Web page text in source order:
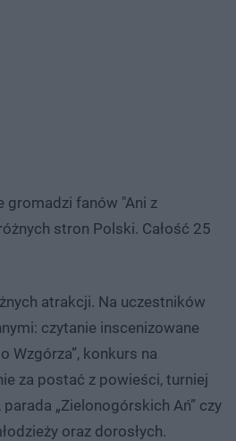
gromadzi fanów "Ani z
stron Polski. Całość 25
atrakcji. Na uczestników
czytanie inscenizowane
Wzgórza”, konkurs na
za postać z powieści, turniej
parada „Zielonogórskich Ań” czy
oraz dorosłych.